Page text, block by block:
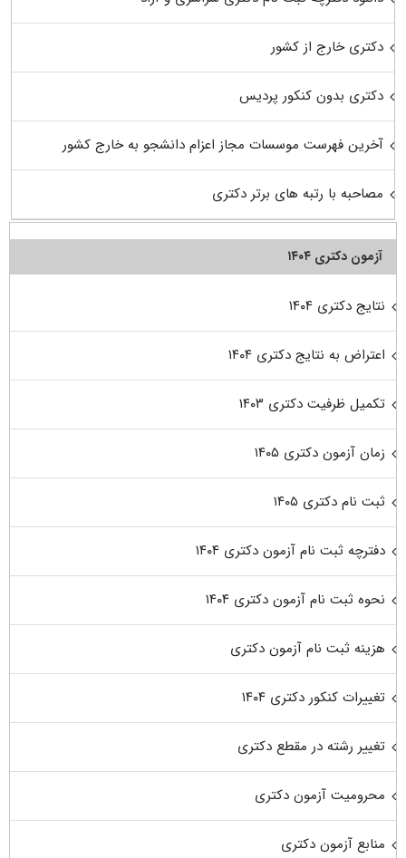
دکتری خارج از کشور
دکتری بدون کنکور پردیس
آخرین فهرست موسسات مجاز اعزام دانشجو به خارج کشور
مصاحبه با رتبه های برتر دکتری
آزمون دکتری ۱۴۰۴
نتایج دکتری ۱۴۰۴
اعتراض به نتایج دکتری ۱۴۰۴
تکمیل ظرفیت دکتری ۱۴۰۳
زمان آزمون دکتری ۱۴۰۵
ثبت نام دکتری ۱۴۰۵
دفترچه ثبت نام آزمون دکتری ۱۴۰۴
نحوه ثبت نام آزمون دکتری ۱۴۰۴
هزینه ثبت نام آزمون دکتری
تغییرات کنکور دکتری ۱۴۰۴
تغییر رشته در مقطع دکتری
محرومیت آزمون دکتری
منابع آزمون دکتری